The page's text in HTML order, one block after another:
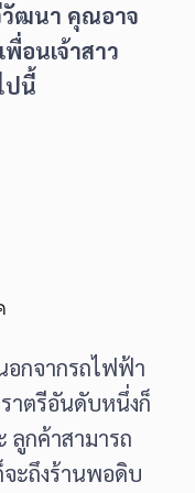
วัฒนา คุณอาจ
อนเจ้าสาว
ปนี้
อกจากรถไฟฟ้า
าตรีอันดับหนึ่งก็
ลูกค้าสามารถ
จะถึงร้านพอดิบ